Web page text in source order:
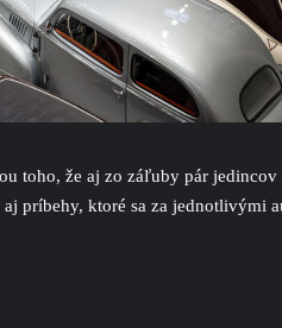
toho, že aj zo záľuby pár
ktoré sa za jednotlivými